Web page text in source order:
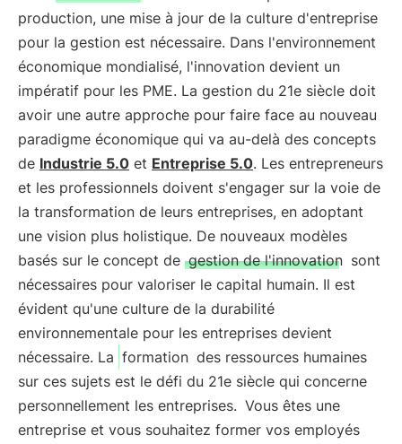
production, une mise à jour de la culture d'entreprise
pour la gestion est nécessaire. Dans l'environnement
économique mondialisé, l'innovation devient un
impératif pour les PME. La gestion du 21e siècle doit
avoir une autre approche pour faire face au nouveau
paradigme économique qui va au-delà des concepts
de Industrie 5.0 et Entreprise 5.0. Les entrepreneurs
et les professionnels doivent s'engager sur la voie de
la transformation de leurs entreprises, en adoptant
une vision plus holistique. De nouveaux modèles
basés sur le concept de gestion de l'innovation sont
nécessaires pour valoriser le capital humain. Il est
évident qu'une culture de la durabilité
environnementale pour les entreprises devient
nécessaire. La formation des ressources humaines
sur ces sujets est le défi du 21e siècle qui concerne
personnellement les entreprises. Vous êtes une
entreprise et vous souhaitez former vos employés